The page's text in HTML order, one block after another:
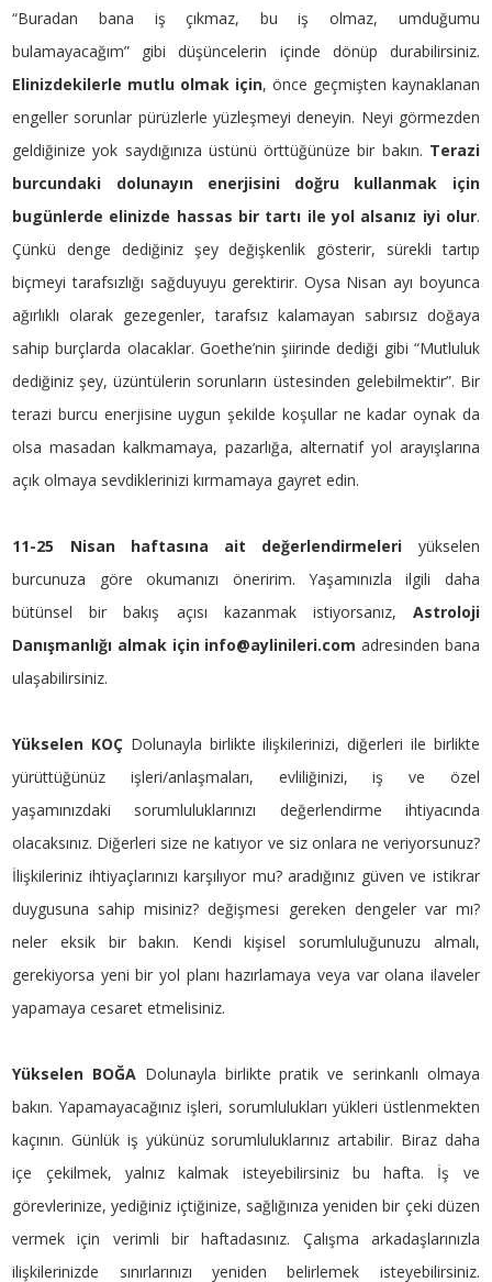
“Buradan bana iş çıkmaz, bu iş olmaz, umduğumu
bulamayacağım” gibi düşüncelerin içinde dönüp durabilirsiniz.
Elinizdekilerle mutlu olmak için, önce geçmişten kaynaklanan
engeller sorunlar pürüzlerle yüzleşmeyi deneyin. Neyi görmezden
geldiğinize yok saydığınıza üstünü örttüğünüze bir bakın. Terazi
burcundaki dolunayın enerjisini doğru kullanmak için
bugünlerde elinizde hassas bir tartı ile yol alsanız iyi olur.
Çünkü denge dediğiniz şey değişkenlik gösterir, sürekli tartıp
biçmeyi tarafsızlığı sağduyuyu gerektirir. Oysa Nisan ayı boyunca
ağırlıklı olarak gezegenler, tarafsız kalamayan sabırsız doğaya
sahip burçlarda olacaklar. Goethe’nin şiirinde dediği gibi “Mutluluk
dediğiniz şey, üzüntülerin sorunların üstesinden gelebilmektir”. Bir
terazi burcu enerjisine uygun şekilde koşullar ne kadar oynak da
olsa masadan kalkmamaya, pazarlığa, alternatif yol arayışlarına
açık olmaya sevdiklerinizi kırmamaya gayret edin.
11-25 Nisan haftasına ait değerlendirmeleri yükselen
burcunuza göre okumanızı öneririm. Yaşamınızla ilgili daha
bütünsel bir bakış açısı kazanmak istiyorsanız, Astroloji
Danışmanlığı almak için info@aylinileri.com adresinden bana
ulaşabilirsiniz.
Yükselen KOÇ Dolunayla birlikte ilişkilerinizi, diğerleri ile birlikte
yürüttüğünüz işleri/anlaşmaları, evliliğinizi, iş ve özel
yaşamınızdaki sorumluluklarınızı değerlendirme ihtiyacında
olacaksınız. Diğerleri size ne katıyor ve siz onlara ne veriyorsunuz?
İlişkileriniz ihtiyaçlarınızı karşılıyor mu? aradığınız güven ve istikrar
duygusuna sahip misiniz? değişmesi gereken dengeler var mı?
neler eksik bir bakın. Kendi kişisel sorumluluğunuzu almalı,
gerekiyorsa yeni bir yol planı hazırlamaya veya var olana ilaveler
yapamaya cesaret etmelisiniz.
Yükselen BOĞA Dolunayla birlikte pratik ve serinkanlı olmaya
bakın. Yapamayacağınız işleri, sorumlulukları yükleri üstlenmekten
kaçının. Günlük iş yükünüz sorumluluklarınız artabilir. Biraz daha
içe çekilmek, yalnız kalmak isteyebilirsiniz bu hafta. İş ve
görevlerinize, yediğiniz içtiğinize, sağlığınıza yeniden bir çeki düzen
vermek için verimli bir haftadasınız. Çalışma arkadaşlarınızla
ilişkilerinizde sınırlarınızı yeniden belirlemek isteyebilirsiniz.